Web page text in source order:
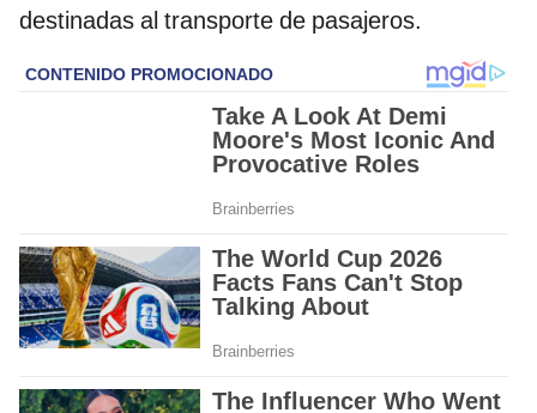
destinadas al transporte de pasajeros.